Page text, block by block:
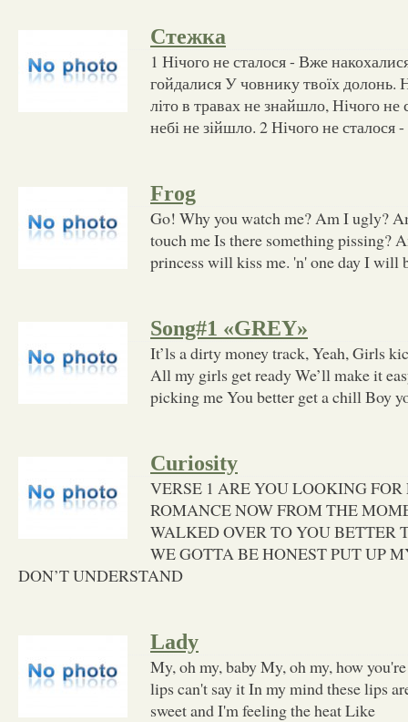
Стежка
1 Нічого не сталося - Вже
гойдалися У човнику твоїх долонь.
літо в травах не знайшло, Нічого
небі не зійшло. 2 Нічого не сталося
Frog
Go! Why you watch me? Am I ugly?
touch me Is there something pissing?
princess will kiss me. 'n' one day I will
Song#1 «GREY»
It’ls a dirty money track, Yeah, Girls
All my girls get ready We’ll make it
picking me You better get a chill Boy
Curiosity
VERSE 1 ARE YOU LOOKING
ROMANCE NOW FROM THE
WALKED OVER TO YOU BETTER
WE GOTTA BE HONEST PUT UP
DON’T UNDERSTAND
Lady
My, oh my, baby My, oh my, how
lips can't say it In my mind these lips
sweet and I'm feeling the heat Like